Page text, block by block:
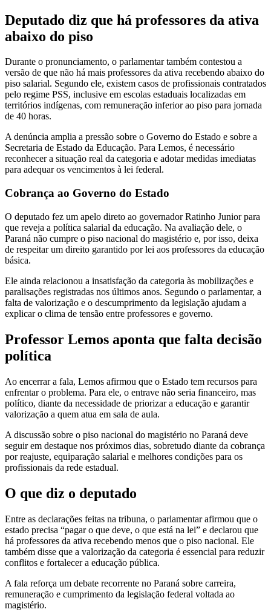
Deputado diz que há professores da ativa
abaixo do piso
Durante o pronunciamento, o parlamentar também contestou a
versão de que não há mais professores da ativa recebendo abaixo do
piso salarial. Segundo ele, existem casos de profissionais contratados
pelo regime PSS, inclusive em escolas estaduais localizadas em
territórios indígenas, com remuneração inferior ao piso para jornada
de 40 horas.
A denúncia amplia a pressão sobre o Governo do Estado e sobre a
Secretaria de Estado da Educação. Para Lemos, é necessário
reconhecer a situação real da categoria e adotar medidas imediatas
para adequar os vencimentos à lei federal.
Cobrança ao Governo do Estado
O deputado fez um apelo direto ao governador Ratinho Junior para
que reveja a política salarial da educação. Na avaliação dele, o
Paraná não cumpre o piso nacional do magistério e, por isso, deixa
de respeitar um direito garantido por lei aos professores da educação
básica.
Ele ainda relacionou a insatisfação da categoria às mobilizações e
paralisações registradas nos últimos anos. Segundo o parlamentar, a
falta de valorização e o descumprimento da legislação ajudam a
explicar o clima de tensão entre professores e governo.
Professor Lemos aponta que falta decisão
política
Ao encerrar a fala, Lemos afirmou que o Estado tem recursos para
enfrentar o problema. Para ele, o entrave não seria financeiro, mas
político, diante da necessidade de priorizar a educação e garantir
valorização a quem atua em sala de aula.
A discussão sobre o piso nacional do magistério no Paraná deve
seguir em destaque nos próximos dias, sobretudo diante da cobrança
por reajuste, equiparação salarial e melhores condições para os
profissionais da rede estadual.
O que diz o deputado
Entre as declarações feitas na tribuna, o parlamentar afirmou que o
estado precisa “pagar o que deve, o que está na lei” e declarou que
há professores da ativa recebendo menos que o piso nacional. Ele
também disse que a valorização da categoria é essencial para reduzir
conflitos e fortalecer a educação pública.
A fala reforça um debate recorrente no Paraná sobre carreira,
remuneração e cumprimento da legislação federal voltada ao
magistério.